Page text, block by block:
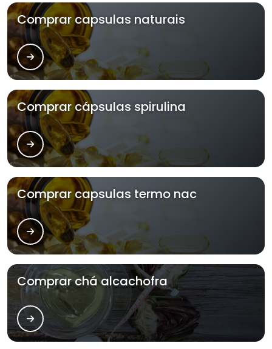
Comprar capsulas naturais
Comprar cápsulas spirulina
Comprar capsulas termo nac
Comprar chá alcachofra